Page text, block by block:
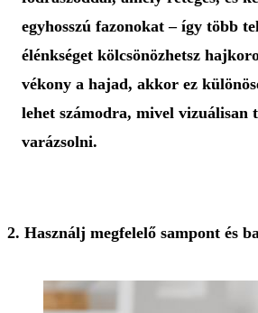
egyhosszú fazonokat – így több
élénkséget kölcsönözhetsz
vékony a hajad, akkor ez
lehet számodra, mivel vizuálisan
varázsolni.
2. Használj megfelelő sampont és